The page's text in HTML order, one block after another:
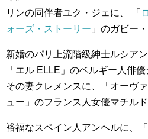
リンの同伴者ユク・ジェに、 「
ォーズ・ストーリー 」のガビー
新婚のパリ上流階級紳士ルシア
「エル ELLE」のベルギー人俳優
その妻クレメンスに、「オーヴ
ュー」のフランス人女優マチル
裕福なスペイン人アンヘルに、